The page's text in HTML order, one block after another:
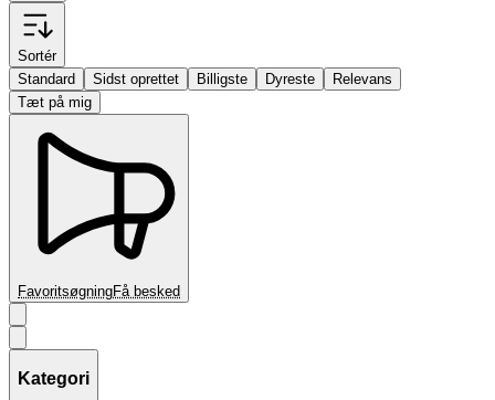
Sortér
Standard
Sidst oprettet Billigste Dyreste
Relevans
Tæt på mig
FavoritsøgningFå besked
Kategori